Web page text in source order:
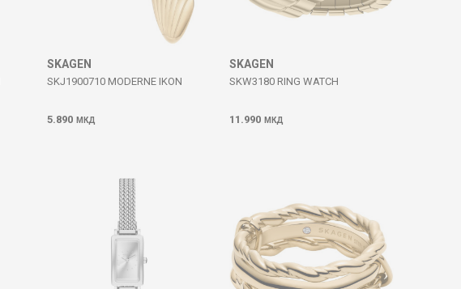
SKAGEN
SKJ1900710 MODERNE IKON
5.890 МКД
SKAGEN
SKW3180 RING WATCH
11.990 МКД